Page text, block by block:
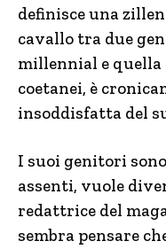
definisce una
cavallo tra due
millennial e quella
coetanei, è
insoddisfatta del
I suoi genitori
assenti, vuole
redattrice del
sembra pensare